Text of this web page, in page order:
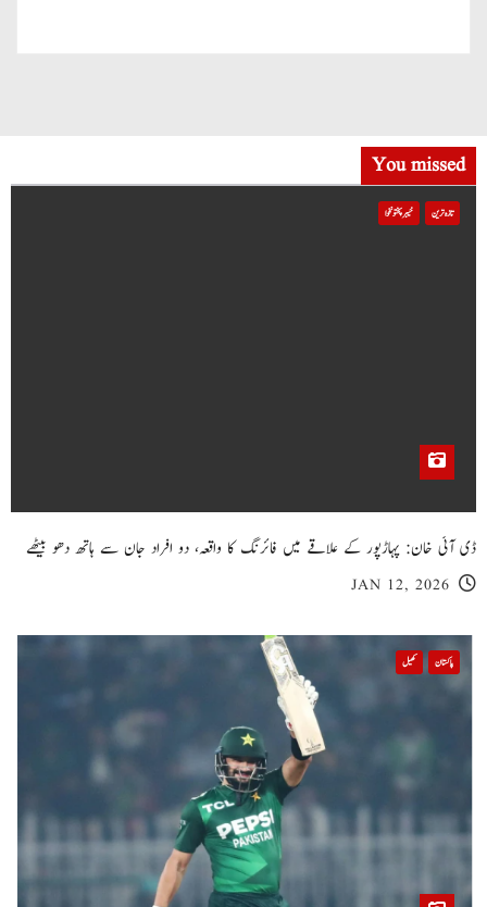
You missed
تازہ ترین خیبر پختونخوا
ڈی آئی خان: پہاڑپور کے علاقے میں فائرنگ کا واقعہ، دو افراد جان سے ہاتھ دھو بیٹھے
JAN 12, 2026
پاکستان کھیل